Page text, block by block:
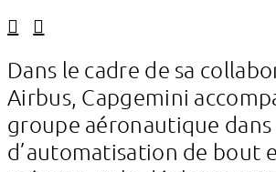
Dans le cadre de sa
Airbus, Capgemini
groupe aéronautique
d’automatisation de bout